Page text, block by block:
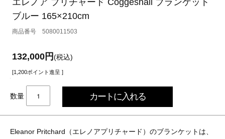
エレノア プリチャード Coggeshall ブランケット
ブルー 165×210cm
5080011503
132,000円(税込)
[1,200ポイント進呈 ]
数量
Eleanor Pritchard（エレノアプリチャード）のブランケットは、